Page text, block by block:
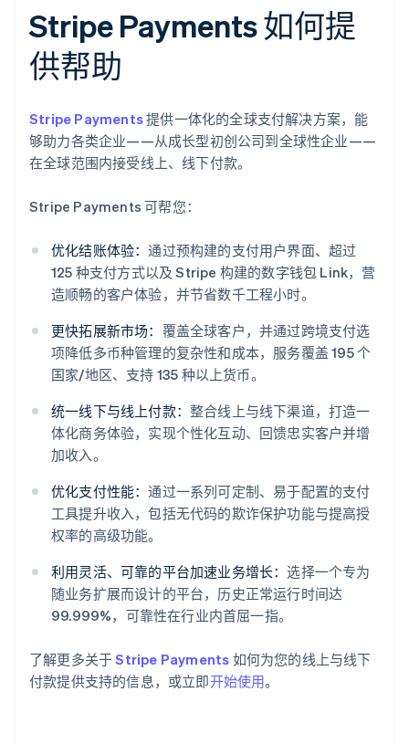
Stripe Payments 如何提
供帮助
Stripe Payments提供一体化的全球支付解决方案，能
够助力各类企业——从成长型初创公司到全球性企业——
在全球范围内接受线上、线下付款。
Stripe Payments 可帮您：
优化结账体验：通过预构建的支付用户界面、超过
125 种支付方式以及 Stripe 构建的数字钱包 Link，营
造顺畅的客户体验，并节省数千工程小时。
更快拓展新市场： 覆盖全球客户，并通过跨境支付选
项降低多币种管理的复杂性和成本，服务覆盖 195 个
国家/地区、支持 135 种以上货币。
统一线下与线上付款： 整合线上与线下渠道，打造一
体化商务体验，实现个性化互动、回馈忠实客户并增
加收入。
优化支付性能：通过一系列可定制、易于配置的支付
工具提升收入，包括无代码的欺诈保护功能与提高授
权率的高级功能。
利用灵活、可靠的平台加速业务增长：选择一个专为
随业务扩展而设计的平台，历史正常运行时间达
99.999%，可靠性在行业内首屈一指。
了解更多关于Stripe Payments 如何为您的线上与线下
付款提供支持的信息，或立即开始使用。
English
爱尔兰
English
English
奥地利
Deutsch English
澳大利亚
巴西
PortuguêsEnglish